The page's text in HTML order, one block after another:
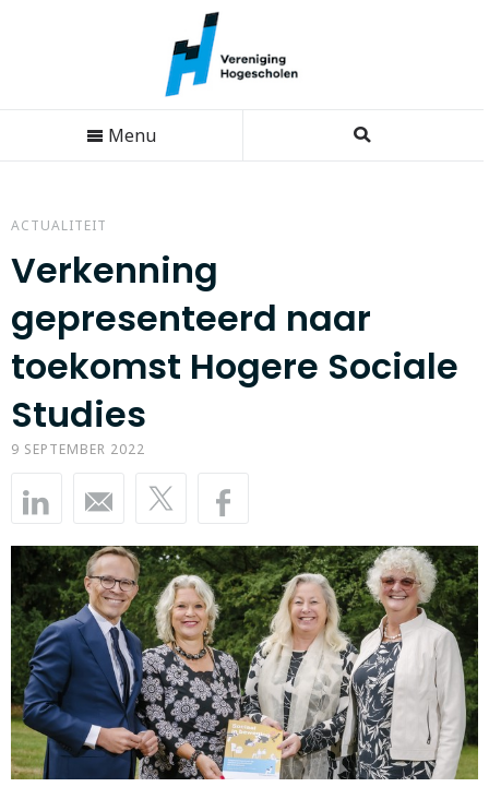
Menu
ACTUALITEIT
Verkenning
gepresenteerd naar
toekomst Hogere Sociale
Studies
9 SEPTEMBER 2022